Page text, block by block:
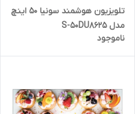
تلویزیون هوشمند سونیا 50 اینچ
مدل S-50DU8625
ناموجود